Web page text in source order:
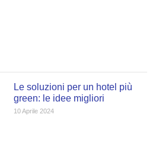
Le soluzioni per un hotel più
green: le idee migliori
10 Aprile 2024